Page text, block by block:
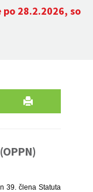
28.2.2026, so
39. člena Statuta